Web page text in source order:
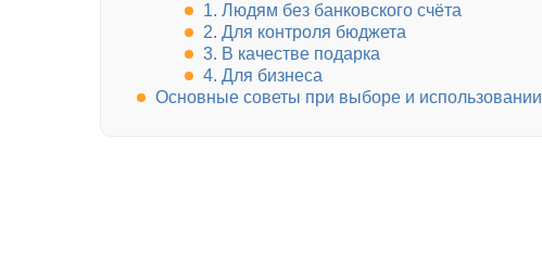
1. Людям без банковского счёта
2. Для контроля бюджета
3. В качестве подарка
4. Для бизнеса
Основные советы при выборе и использовании